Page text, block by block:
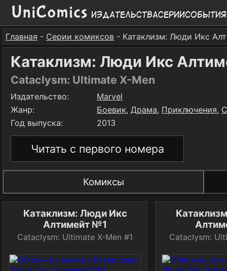
ИздательстваСерииСобытия
Главная - Серии комиксов - Катаклизм: Люди Икс
Катаклизм: Люди Икс
Cataclysm: Ultimate X-Men
Издательство:
Marvel
Жанр:
Боевик, Драма, Приключения,
Год выпуска:
2013
Читать с первого номера
Комиксы
Катаклизм: Люди Икс
Алтимейт №1
Cataclysm: Ultimate X-Men #1 Cataclysm: